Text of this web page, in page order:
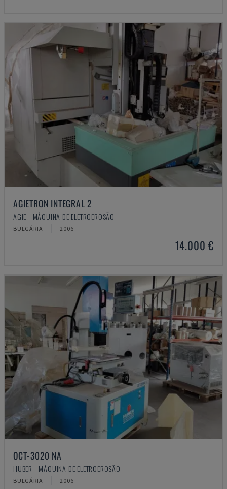
AGIETRON INTEGRAL 2
AGIE - MÁQUINA DE ELETROEROSÃO
BULGÁRIA 2006
14.000 €
OCT-3020 NA
HUBER - MÁQUINA DE ELETROEROSÃO
BULGÁRIA 2006